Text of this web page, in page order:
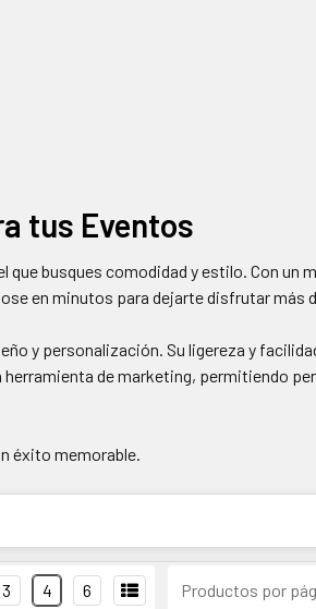
tus Eventos
que busques comodidad y estilo. Con un
en minutos para dejarte disfrutar más
y personalización. Su ligereza y
de marketing, permitiendo
éxito memorable.
Productos por
3 4 6